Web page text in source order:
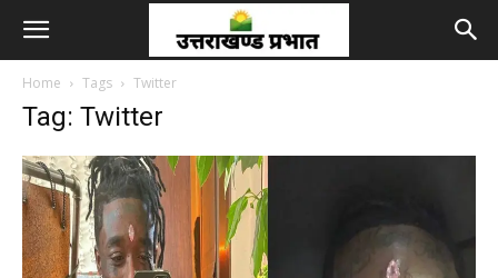
Home Tags Twitter
Tag: Twitter